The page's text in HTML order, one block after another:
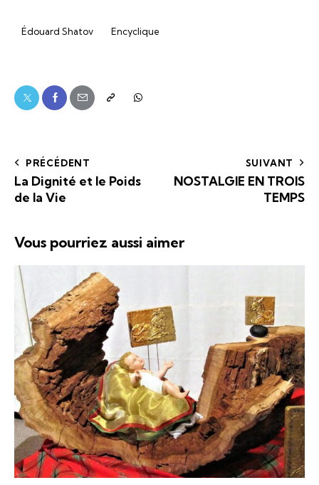
Édouard Shatov Encyclique
PRÉCÉDENT
La Dignité et le Poids
de la Vie
SUIVANT
NOSTALGIE EN TROIS
TEMPS
Vous pourriez aussi aimer